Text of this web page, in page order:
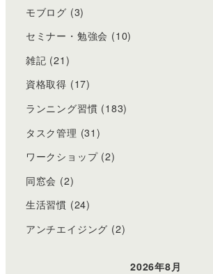
モブログ (3)
セミナー・勉強会 (10)
雑記 (21)
資格取得 (17)
ランニング習慣 (183)
タスク管理 (31)
ワークショップ(2)
同窓会 (2)
生活習慣 (24)
アンチエイジング (2)
2026年8月